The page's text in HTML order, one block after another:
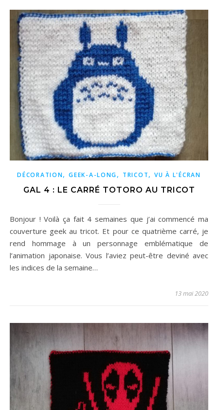
DÉCORATION,GEEK-A-LONG, TRICOT,VU À L'ÉCRAN
GAL 4 : LE CARRÉ TOTORO AU TRICOT
Bonjour ! Voilà ça fait 4 semaines que j’ai commencé ma
couverture geek au tricot. Et pour ce quatrième carré, je
rend hommage à un personnage emblématique de
l’animation japonaise. Vous l’aviez peut-être deviné avec
les indices de la semaine…
13 mai 2020